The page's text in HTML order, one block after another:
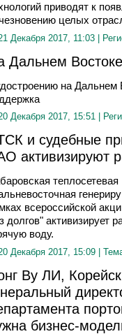
приводят к
целых
Декабря 2017, 11:03 |
Дальнем
на Дальнем
Декабря 2017, 15:51 |
и судебные
активизируют
всероссийской
долгов" активизирует
воду.
Декабря 2017, 15:09 |
Ву ЛИ,
бизнес-